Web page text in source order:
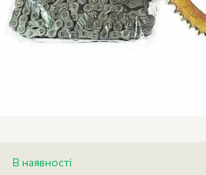
В наявності